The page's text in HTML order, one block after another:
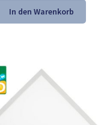
war:
159,99 €
ist:
114,99 €.
In den Warenkorb